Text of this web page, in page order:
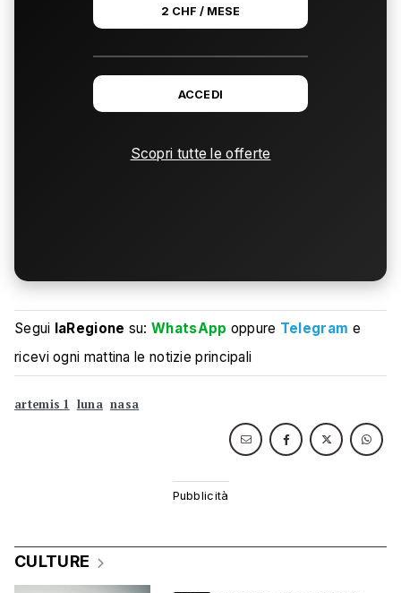
2 CHF / MESE
ACCEDI
Scopri tutte le offerte
Segui laRegione su:WhatsApp oppure Telegram e
ricevi ogni mattina le notizie principali
artemis 1 luna nasa
CULTURE